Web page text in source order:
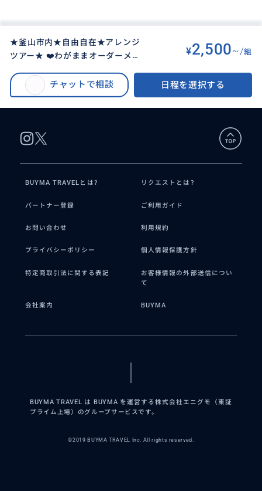
★釜山市内★自由自在★アレンジ
ツアー★ ❤️わがままオーダーメイ
¥2,500~/組
チャットで相談 日程を選択する
★釜山市内★自由自在★アレンジツアー★ ❤️わがままオーダーメイドツアー
BUYMA TRAVELとは? リクエストとは?
パートナー登録 ご利用ガイド
お問い合わせ 利用規約
プライバシーポリシー 個人情報保護方針
特定商取引法に関する表記
お客様情報の外部送信につい
て
会社案内 BUYMA
BUYMA TRAVEL は BUYMA を運営する株式会社エニグモ（東証
プライム上場）のグループサービスです。
©2019 BUYMA TRAVEL Inc. All rights reserved.